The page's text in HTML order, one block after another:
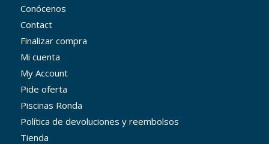
Conócenos
Contact
Finalizar compra
Mi cuenta
My Account
Pide oferta
Piscinas Ronda
Política de devoluciones y reembolsos
Tienda